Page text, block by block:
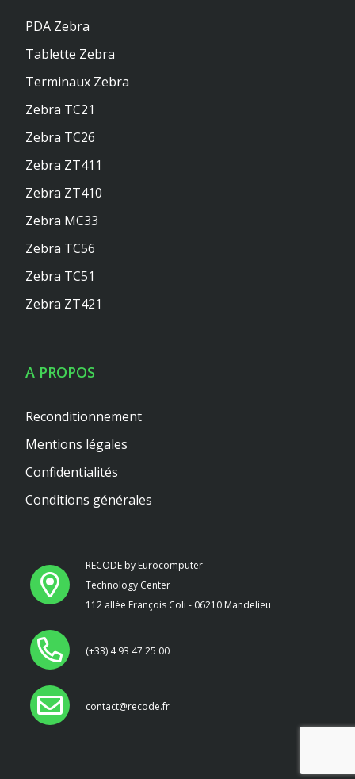
RECODE by Eurocomputer
Technology Center
112 allée François Coli - 06210 Mandelieu
(+33) 4 93 47 25 00
contact@recode.fr
PDA Zebra
Tablette Zebra
Terminaux Zebra
Zebra TC21
Zebra TC26
Zebra ZT411
Zebra ZT410
Zebra MC33
Zebra TC56
Zebra TC51
Zebra ZT421
A PROPOS
Reconditionnement
Mentions légales
Confidentialités
Conditions générales